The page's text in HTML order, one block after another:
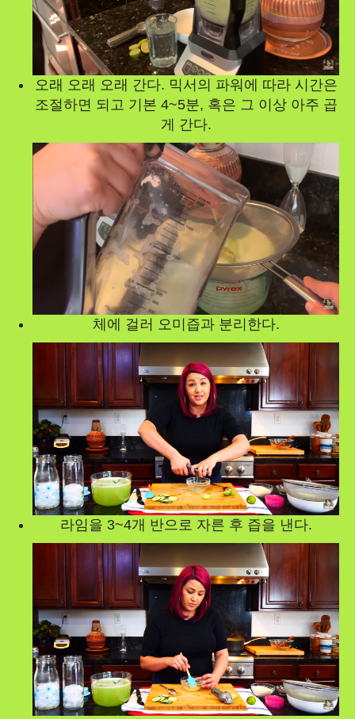
오래 오래 오래 간다. 믹서의 파워에 따라 시간은
조절하면 되고 기본 4~5분, 혹은 그 이상 아주 곱
게 간다.
체에 걸러 오미즙과 분리한다.
라임을 3~4개 반으로 자른 후 즙을 낸다.